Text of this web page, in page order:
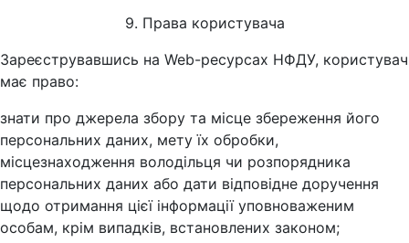
9. Права користувача
Зареєструвавшись на Web-ресурсах НФДУ, користувач
має право:
знати про джерела збору та місце збереження його
персональних даних, мету їх обробки,
місцезнаходження володільця чи розпорядника
персональних даних або дати відповідне доручення
щодо отримання цієї інформації уповноваженим
особам, крім випадків, встановлених законом;